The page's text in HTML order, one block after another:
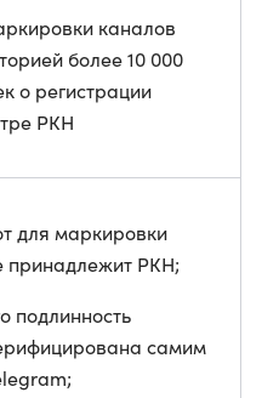
каналов
более 10 000
о регистрации
РКН
для маркировки
принадлежит РКН;
подлинность
самим